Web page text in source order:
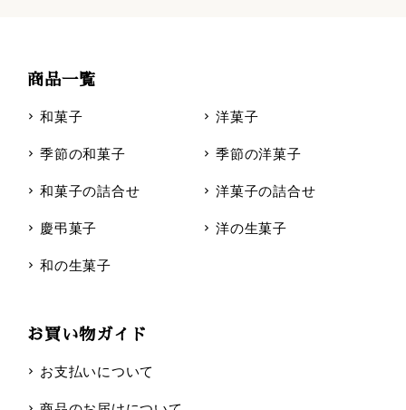
お買い物ガイド
お支払いについて
商品一覧
和菓子 洋菓子
季節の和菓子 季節の洋菓子
和菓子の詰合せ 洋菓子の詰合せ
慶弔菓子 洋の生菓子
和の生菓子